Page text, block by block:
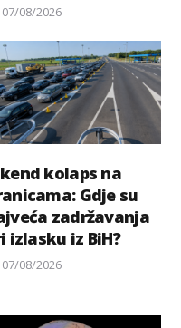
Posted
07/08/2026
kolaps na
Gdje su
zadržavanja
izlasku iz BiH?
Posted
07/08/2026